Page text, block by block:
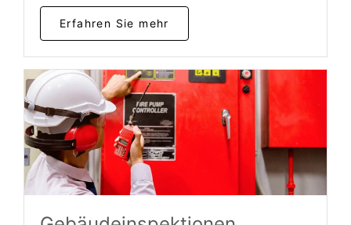
Erfahren Sie mehr